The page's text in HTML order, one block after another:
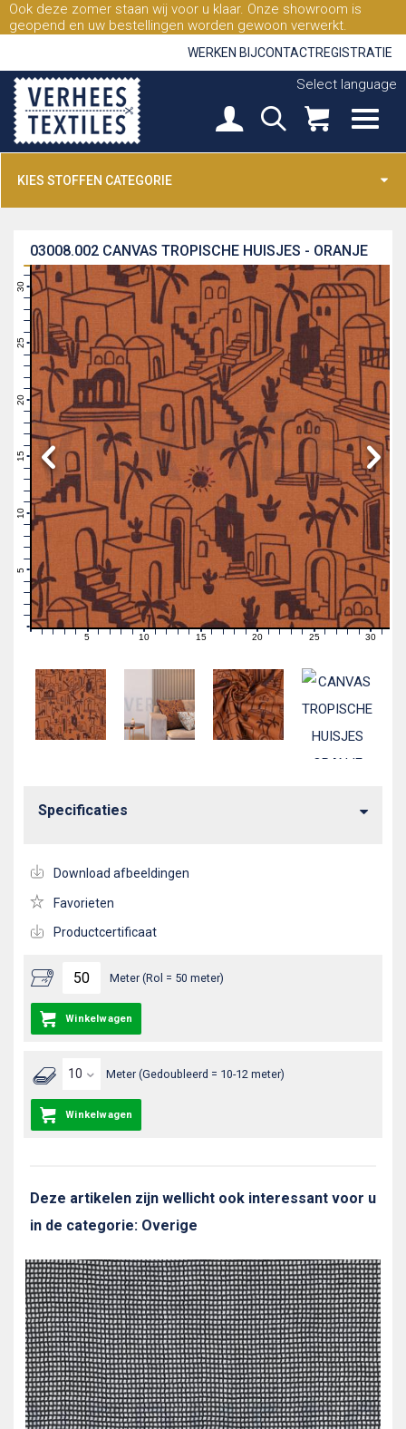
Ook deze zomer staan wij voor u klaar. Onze showroom is
geopend en uw bestellingen worden gewoon verwerkt.
WERKEN BIJCONTACTREGISTRATIE
Select language
KIES STOFFEN CATEGORIE
CANVAS TROPISCHE HUISJES - ORANJE
03008.002
0
2
3
4
10
11
12
16
17
21
25
26
28
30
31
0 1 2 3 4 5 6 7 891011121314 161718192021222324 252627282930 31
Meter (Rol = 50 meter)
Winkelwagen
Meter (Gedoubleerd = 10-12 meter)
Winkelwagen
Specificaties
Download afbeeldingen
Favorieten
Productcertificaat
Deze artikelen zijn wellicht ook interessant voor u
in de categorie: Overige